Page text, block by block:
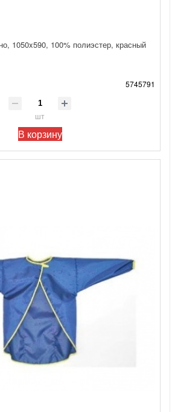
1050x590, 100% полиэстер, красный
5745791
шт
В корзину